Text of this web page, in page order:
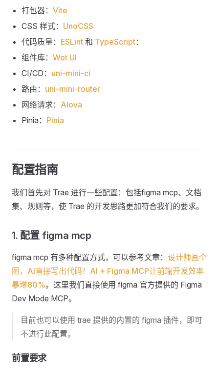
打包器： Vite
CSS 样式： UnoCSS
代码质量： ESLint 和 TypeScript：
组件库： Wot UI
CI/CD： uni-mini-ci
路由： uni-mini-router
网络请求： Alova
Pinia： Pinia
配置指南
我们首先对 Trae 进行一些配置：包括figma mcp、文档
集、规则等，使 Trae 的开发思路更加符合我们的要求。
1. 配置 figma mcp
figma mcp 有多种配置方式，可以参考文章： 设计师画个
图，AI直接写出代码！AI + Figma MCP让前端开发效率
暴增80%。这里我们直接使用 figma 官方提供的 Figma
Dev Mode MCP。
目前也可以使用 trae 提供的内置的 figma 插件，即可
不进行此配置。
前置要求